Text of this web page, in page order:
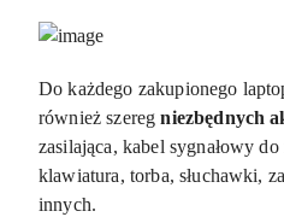
Do każdego zakupionego
również szeregniezbędnych
zasilająca, kabel sygnałowy
klawiatura, torba, słuchawki,
innych.